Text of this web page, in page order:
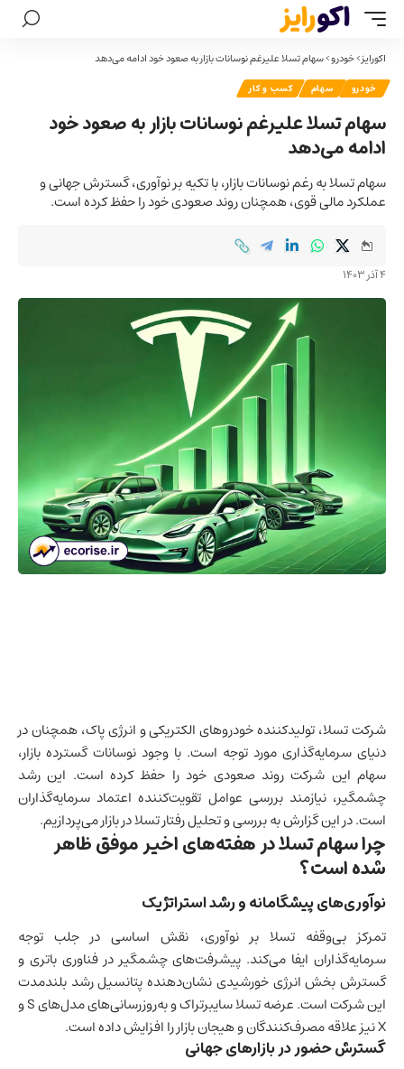
اکورایز>خودرو>سهام تسلا علیرغم نوسانات بازار به صعود خود ادامه می‌دهد
خودرو سهام کسب و کار
سهام تسلا علیرغم نوسانات بازار به صعود خود
ادامه می‌دهد
سهام تسلا به رغم نوسانات بازار، با تکیه بر نوآوری، گسترش جهانی و
عملکرد مالی قوی، همچنان روند صعودی خود را حفظ کرده است.
4 آذر 1403
شرکت تسلا، تولیدکننده خودروهای الکتریکی و انرژی پاک، همچنان در
دنیای سرمایه‌گذاری مورد توجه است. با وجود نوسانات گسترده بازار،
سهام این شرکت روند صعودی خود را حفظ کرده است. این رشد
چشمگیر، نیازمند بررسی عوامل تقویت‌کننده اعتماد سرمایه‌گذاران
است. در این گزارش به بررسی و تحلیل رفتار تسلا در بازار می‌پردازیم.
چرا سهام تسلا در هفته‌های اخیر موفق ظاهر
شده است؟
نوآوری‌های پیشگامانه و رشد استراتژیک
تمرکز بی‌وقفه تسلا بر نوآوری، نقش اساسی در جلب توجه
سرمایه‌گذاران ایفا می‌کند. پیشرفت‌های چشمگیر درفناوری باتری و
گسترش بخش انرژی خورشیدی نشان‌دهنده پتانسیل رشد بلندمدت
این شرکت است. عرضه تسلا سایبرتراک و به‌روزرسانی‌های مدل‌های S و
X نیز علاقه مصرف‌کنندگان و هیجان بازار را افزایش داده است.
گسترش حضور در بازارهای جهانی